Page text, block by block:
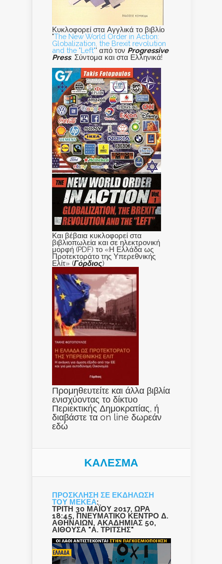
Κυκλοφορεί στα Αγγλικά το βιβλίο
"The New World Order in Action:
Globalization, the Brexit revolution
and the "Left"' από τον Progressive
Press. Σύντομα και στα Ελληνικά!
Και βέβαια κυκλοφορεί στα
βιβλιοπωλεία και σε ηλεκτρονική
μορφή (PDF) το «Η Ελλάδα ως
Προτεκτοράτο της Υπερεθνικής
Ελίτ» (Γόρδιος)
Προμηθευτείτε και άλλα βιβλία
ενισχύοντας το δίκτυο
Περιεκτικής Δημοκρατίας, ή
διαβάστε τα on line δωρεάν
εδώ
ΚΑΛΕΣΜΑ
ΠΡΟΣΚΛΗΣΗ ΣΕ ΕΚΔΗΛΩΣΗ
ΤΟΥ ΜΕΚΕΑ:
ΤΡΙΤΗ 30 ΜΑΪΟΥ 2017, ΩΡΑ
18:45, ΠΝΕΥΜΑΤΙΚΟ ΚΕΝΤΡΟ Δ.
ΑΘΗΝΑΙΩΝ, ΑΚΑΔΗΜΙΑΣ 50,
ΑΙΘΟΥΣΑ "Α. ΤΡΙΤΣΗΣ"